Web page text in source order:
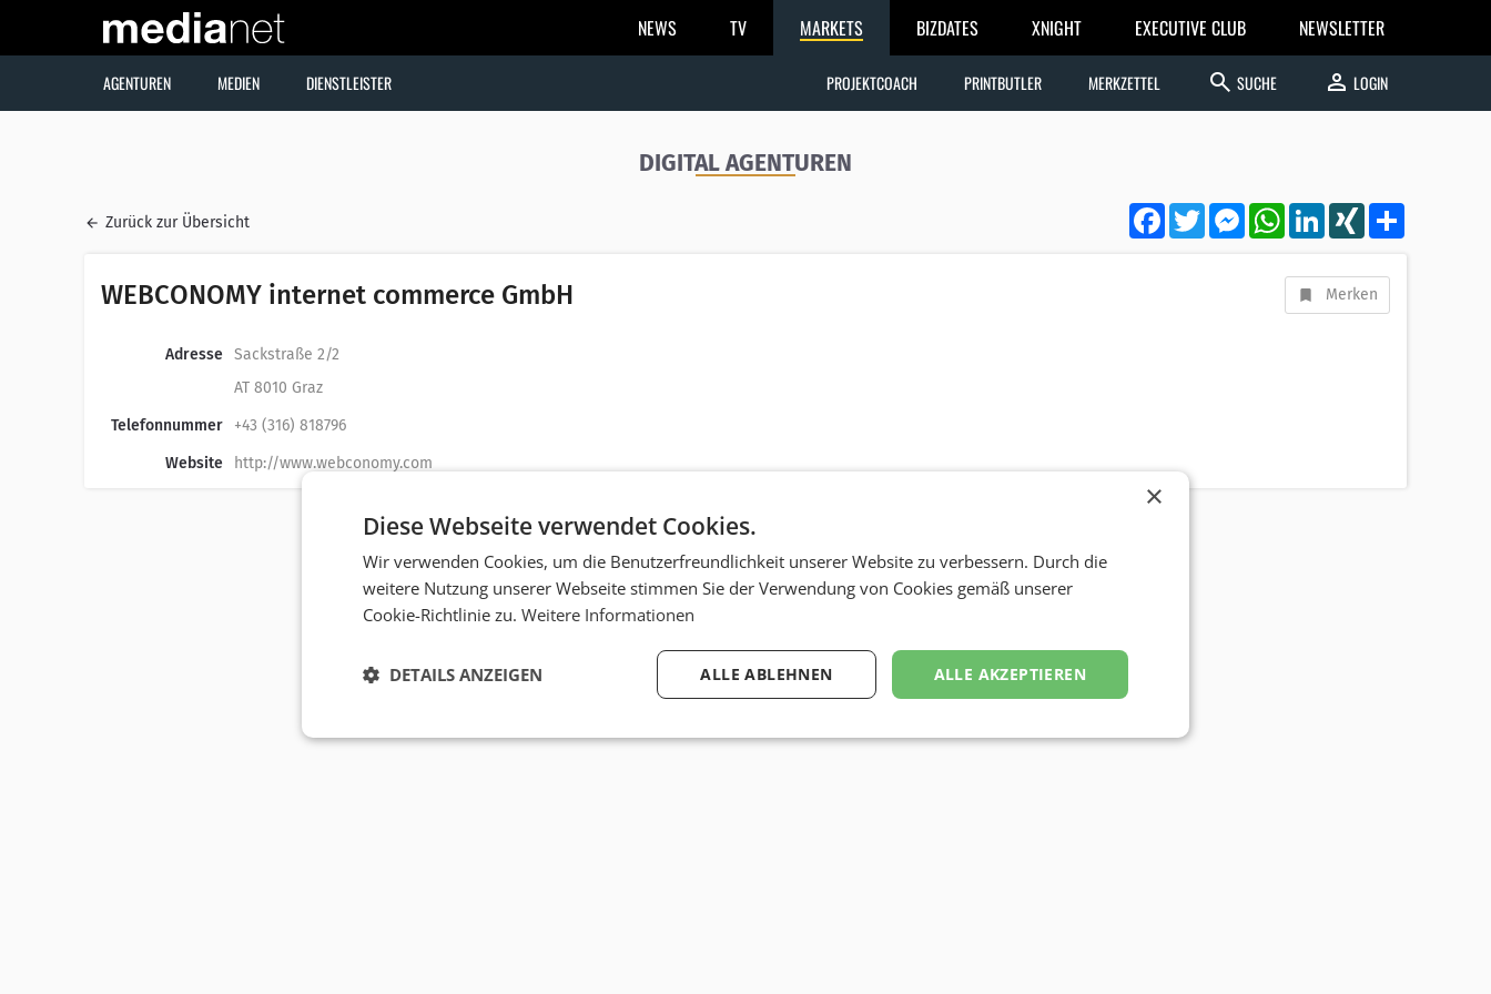
NEWS TV MARKETS BIZDATES XNIGHT EXECUTIVE CLUB NEWSLETTER
AGENTUREN MEDIEN DIENSTLEISTER PROJEKTCOACH PRINTBUTLER MERKZETTEL search SUCHE person LOGIN
DIGITAL AGENTUREN
Zurück zur Übersicht
FacebookTwitterMessengerWhatsApp
LinkedInXING
WEBCONOMY internet commerce GmbH Merken
Adresse Sackstraße 2/2
AT 8010 Graz
Telefonnummer
+43 (316) 818796
Website
http://www.webconomy.com
×
Diese Webseite verwendet Cookies.
Wir verwenden Cookies, um die Benutzerfreundlichkeit unserer Website zu verbessern. Durch die
weitere Nutzung unserer Webseite stimmen Sie der Verwendung von Cookies gemäß unserer
Cookie-Richtlinie zu. Weitere Informationen
ALLE AKZEPTIEREN
ALLE ABLEHNEN
DETAILS ANZEIGEN